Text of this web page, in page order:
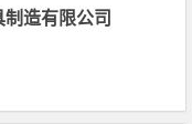
造有限公司